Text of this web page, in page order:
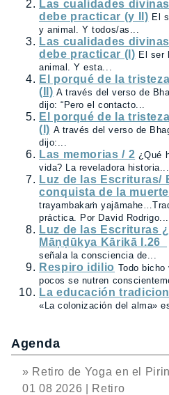
Las cualidades
debe practicar (y II) El
y animal. Y todos/as...
Las cualidades
debe practicar (I) El ser
animal. Y esta...
El porqué de la
(II) A través del verso de
dijo: “Pero el contacto...
El porqué de la
(I) A través del verso de
dijo:...
Las memorias / 2 ¿Qué
vida? La reveladora historia...
Luz de las Escrituras/
conquista de la
trayambakaṁ
práctica. Por David Rodrigo...
Luz de las Escrituras
Māṇḍūkya Kārikā I.26
señala la consciencia de...
Respiro idilio Todo
pocos se nutren
La educación
«La colonización del alma»
Agenda
» Retiro de Yoga en el
01 08 2026 | Retiro